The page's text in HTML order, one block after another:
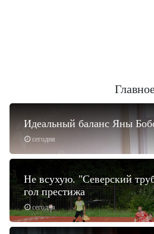
сегодня
Идеальный баланс Яны
сегодня
Не всухую. "Северский
гол престижа